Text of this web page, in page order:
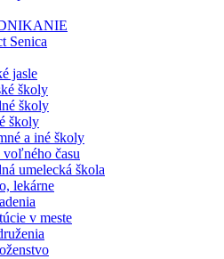
Senica
jasle
školy
školy
školy
a iné školy
voľného času
umelecká škola
lekárne
v meste